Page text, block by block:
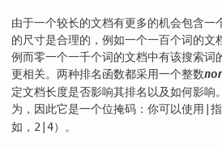
由于一个较长的文档有更多的机会包含一
的尺寸是合理的，例如一个一百个词的文
例而零一个一千个词的文档中有该搜索词
更相关。两种排名函数都采用一个整数
定文档长度是否影响其排名以及如何影响
为，因此它是一个位掩码：你可以使用
如， 2|4）。